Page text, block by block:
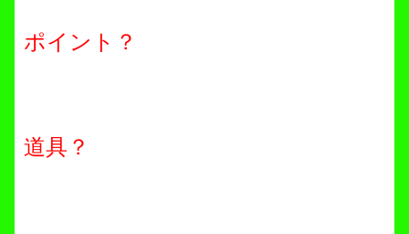
ポイント？
道具？